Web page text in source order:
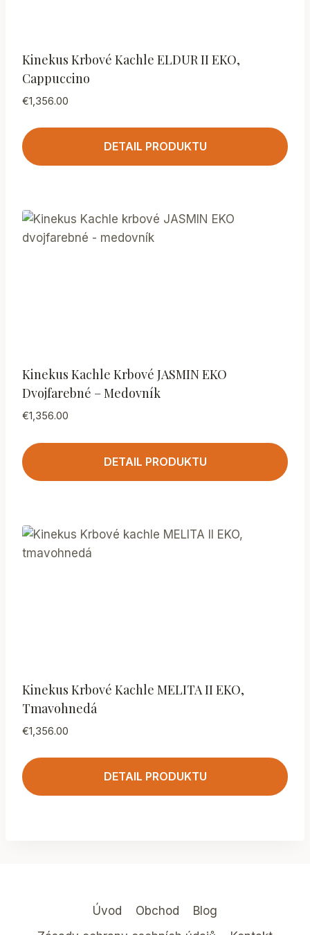
Kinekus Krbové Kachle ELDUR II EKO,
Cappuccino
€1,356.00
DETAIL PRODUKTU
Kinekus Kachle Krbové JASMIN EKO
Dvojfarebné – Medovník
€1,356.00
DETAIL PRODUKTU
Kinekus Krbové Kachle MELITA II EKO,
Tmavohnedá
€1,356.00
DETAIL PRODUKTU
Úvod Obchod
Blog